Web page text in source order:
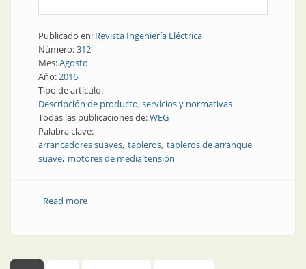
Publicado en: Revista Ingeniería Eléctrica
Número:312
Mes:Agosto
Año:2016
Tipo de artículo:
Descripción de producto, servicios y normativas
Todas las publicaciones de:WEG
Palabra clave:
arrancadores suaves tableros tableros de arranque
suave motores de media tensión
Read moreabout Tableros de arranque suave para motores de